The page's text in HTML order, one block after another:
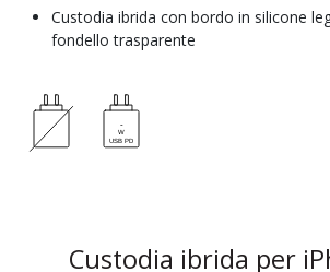
Custodia ibrida con bordo in silicone
fondello trasparente
Custodia ibrida per